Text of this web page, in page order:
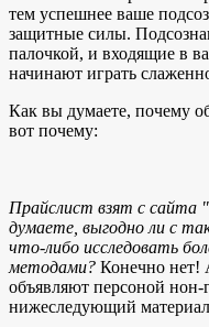
тем успешнее ваше
защитные силы.
палочкой, и входящие в
начинают играть
Как вы думаете, почему
вот почему:
Прайслист взят с сайта
думаете, выгодно ли с
что-либо исследовать
методами? Конечно нет!
объявляют персоной нон-
нижеследующий